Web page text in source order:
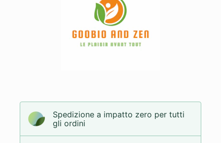
Spedizione a impatto zero per tutti
gli ordini